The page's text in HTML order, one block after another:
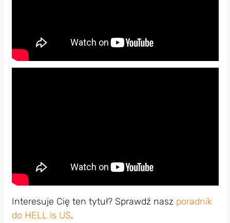
Interesuje Cię ten tytuł? Sprawdź nasz poradnik
do HELL is US.